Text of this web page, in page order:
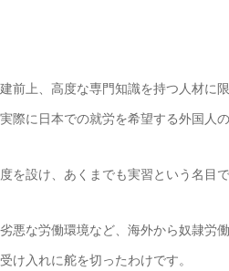
上、高度な専門知識を持つ人材に
に日本での就労を希望する外国人
設け、あくまでも実習という名目
な労働環境など、海外から奴隷労
け入れに舵を切ったわけです。